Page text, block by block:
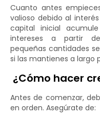
Cuanto antes
valioso debido al
capital inicial
intereses a partir
pequeñas cantidades
si las mantienes a largo
¿Cómo hacer
Antes de comenzar,
en orden. Asegúrate de: